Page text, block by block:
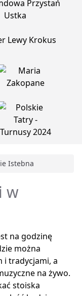
Istebna
w
na godzinę
można
i tradycjami, a
na żywo.
stoiska